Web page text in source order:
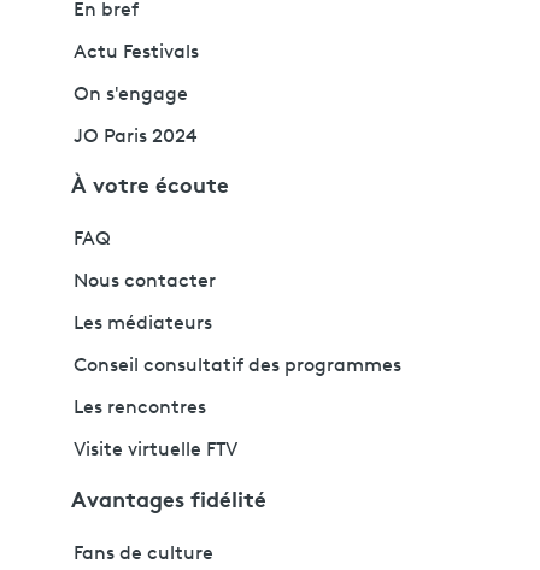
En bref
Actu Festivals
On s'engage
JO Paris 2024
À votre écoute
FAQ
Nous contacter
Les médiateurs
Conseil consultatif des programmes
Les rencontres
Visite virtuelle FTV
Avantages fidélité
Fans de culture